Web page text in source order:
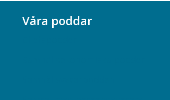
Våra poddar